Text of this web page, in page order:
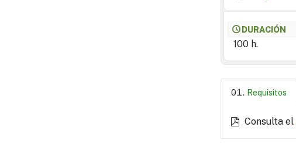
DURACIÓN
100 h.
Requisitos
Consulta el